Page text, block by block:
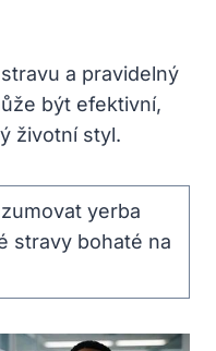
a pravidelný
být efektivní,
životní styl.
yerba
stravy bohaté na